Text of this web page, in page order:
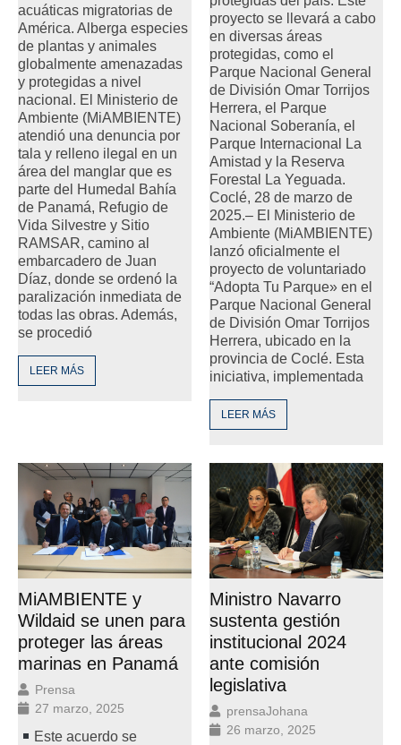
acuáticas migratorias de
América. Alberga especies
de plantas y animales
globalmente amenazadas
y protegidas a nivel
nacional. El Ministerio de
Ambiente (MiAMBIENTE)
atendió una denuncia por
tala y relleno ilegal en un
área del manglar que es
parte del Humedal Bahía
de Panamá, Refugio de
Vida Silvestre y Sitio
RAMSAR, camino al
embarcadero de Juan
Díaz, donde se ordenó la
paralización inmediata de
todas las obras. Además,
se procedió
LEER MÁS
proyecto se llevará a cabo
en diversas áreas
protegidas, como el
Parque Nacional General
de División Omar Torrijos
Herrera, el Parque
Nacional Soberanía, el
Parque Internacional La
Amistad y la Reserva
Forestal La Yeguada.
Coclé, 28 de marzo de
2025.– El Ministerio de
Ambiente (MiAMBIENTE)
lanzó oficialmente el
proyecto de voluntariado
“Adopta Tu Parque» en el
Parque Nacional General
de División Omar Torrijos
Herrera, ubicado en la
provincia de Coclé. Esta
iniciativa, implementada
LEER MÁS
MiAMBIENTE y
Wildaid se unen para
proteger las áreas
marinas en Panamá
Prensa
27 marzo, 2025
Este acuerdo se
Ministro Navarro
sustenta gestión
institucional 2024
ante comisión
legislativa
prensaJohana
26 marzo, 2025